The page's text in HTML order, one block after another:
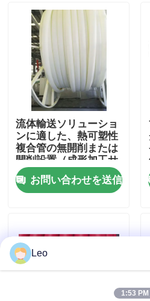
VRショー
企業情報
会社案内
品質管理
お問い合わせ
見積依頼
補強された熱可塑性の管
流体輸送ソリューショ
ンに適した、熱可塑性
複合管の無開削または
開削設置（成形加工サ
ービスを含む）
お問い合わせを送信
Leo
1:53 PM